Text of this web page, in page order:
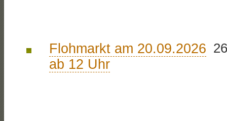
Flohmarkt am 20.09.2026
ab 12 Uhr